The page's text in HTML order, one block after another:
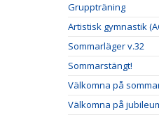
Gruppträning
Artistisk gymnastik
Sommarläger v.32
Sommarstängt!
Välkomna på
Välkomna på